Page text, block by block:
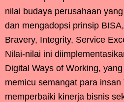
nilai budaya perusahaan
dan mengadopsi prinsip
Bravery, Integrity, Service
Nilai-nilai ini
Digital Ways of Working,
memicu semangat para insan
memperbaiki kinerja bisnis